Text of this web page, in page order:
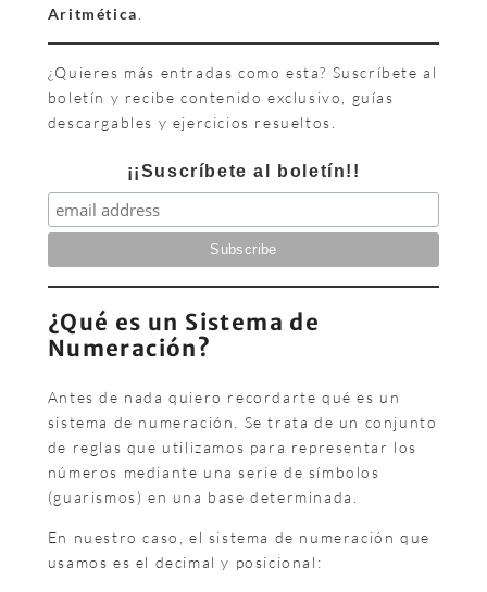
Aritmética
¿Quieres más entradas como esta? Suscríbete al
boletín y recibe contenido exclusivo, guías
descargables y ejercicios resueltos.
¡¡Suscríbete al boletín!!
¿Qué es un Sistema de
Numeración?
Antes de nada quiero recordarte qué es un
sistema de numeración. Se trata de un conjunto
de reglas que utilizamos para representar los
números mediante una serie de símbolos
(guarismos) en una base determinada.
En nuestro caso, el sistema de numeración que
usamos es el decimal y posicional: